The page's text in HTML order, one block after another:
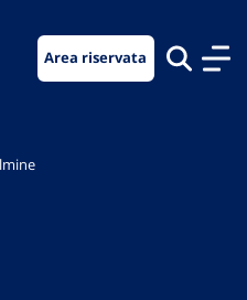
Area riservata